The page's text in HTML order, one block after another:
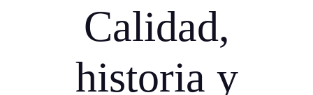
Calidad,
historia y